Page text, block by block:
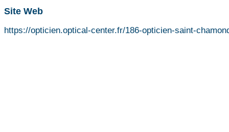
Site Web
https://opticien.optical-center.fr/186-opticien-saint-